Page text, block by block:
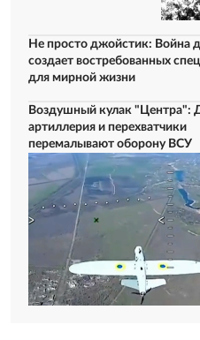
Не просто джойстик: Война
создает востребованных
для мирной жизни
Воздушный кулак "Центра":
артиллерия и перехватчики
перемалывают оборону ВСУ